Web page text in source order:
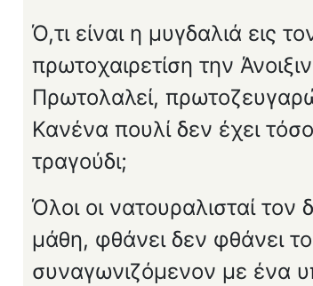
Ό,τι είναι η μυγδαλιά εις
πρωτοχαιρετίση την
Πρωτολαλεί,
Κανένα πουλί δεν έχει
τραγούδι;
Όλοι οι νατουραλισταί
μάθη, φθάνει δεν φθάνει
συναγωνιζόμενον με ένα